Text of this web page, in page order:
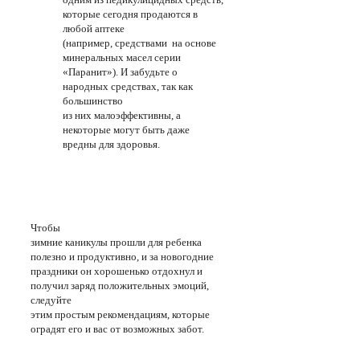
которые сегодня продаются в
любой аптеке
(например, средствами на основе
минеральных масел серии
«Паранит»). И забудьте о
народных средствах, так как
большинство
из них малоэффективны, а
некоторые могут быть даже
вредны для здоровья.
Чтобы
зимние каникулы прошли для ребенка
полезно и продуктивно, и за новогодние
праздники он хорошенько отдохнул и
получил заряд положительных эмоций,
следуйте
этим простым рекомендациям, которые
оградят его и вас от возможных забот.